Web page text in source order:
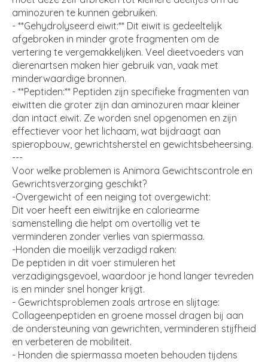
aminozuren te kunnen gebruiken.
- **Gehydrolyseerd eiwit:** Dit eiwit is gedeeltelijk
afgebroken in minder grote fragmenten om de
vertering te vergemakkelijken. Veel dieetvoeders van
dierenartsen maken hier gebruik van, vaak met
minderwaardige bronnen.
- **Peptiden:** Peptiden zijn specifieke fragmenten van
eiwitten die groter zijn dan aminozuren maar kleiner
dan intact eiwit. Ze worden snel opgenomen en zijn
effectiever voor het lichaam, wat bijdraagt aan
spieropbouw, gewrichtsherstel en gewichtsbeheersing.
---
Voor welke problemen is Animora Gewichtscontrole en
Gewrichtsverzorging geschikt?
-Overgewicht of een neiging tot overgewicht:
Dit voer heeft een eiwitrijke en caloriearme
samenstelling die helpt om overtollig vet te
verminderen zonder verlies van spiermassa.
-Honden die moeilijk verzadigd raken:
De peptiden in dit voer stimuleren het
verzadigingsgevoel, waardoor je hond langer tevreden
is en minder snel honger krijgt.
- Gewrichtsproblemen zoals artrose en slijtage:
Collageenpeptiden en groene mossel dragen bij aan
de ondersteuning van gewrichten, verminderen stijfheid
en verbeteren de mobiliteit.
- Honden die spiermassa moeten behouden tijdens